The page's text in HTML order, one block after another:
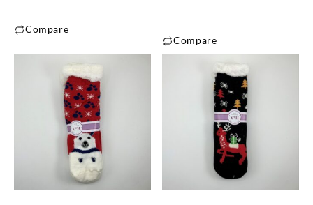
Compare
Compare